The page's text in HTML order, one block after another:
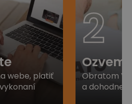
webe, platiť
2
Obratom
a